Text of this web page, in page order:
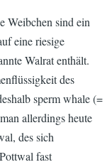
Weibchen sind ein
eine riesige
Walrat enthält.
des
sperm whale (=
allerdings heute
des sich
fast